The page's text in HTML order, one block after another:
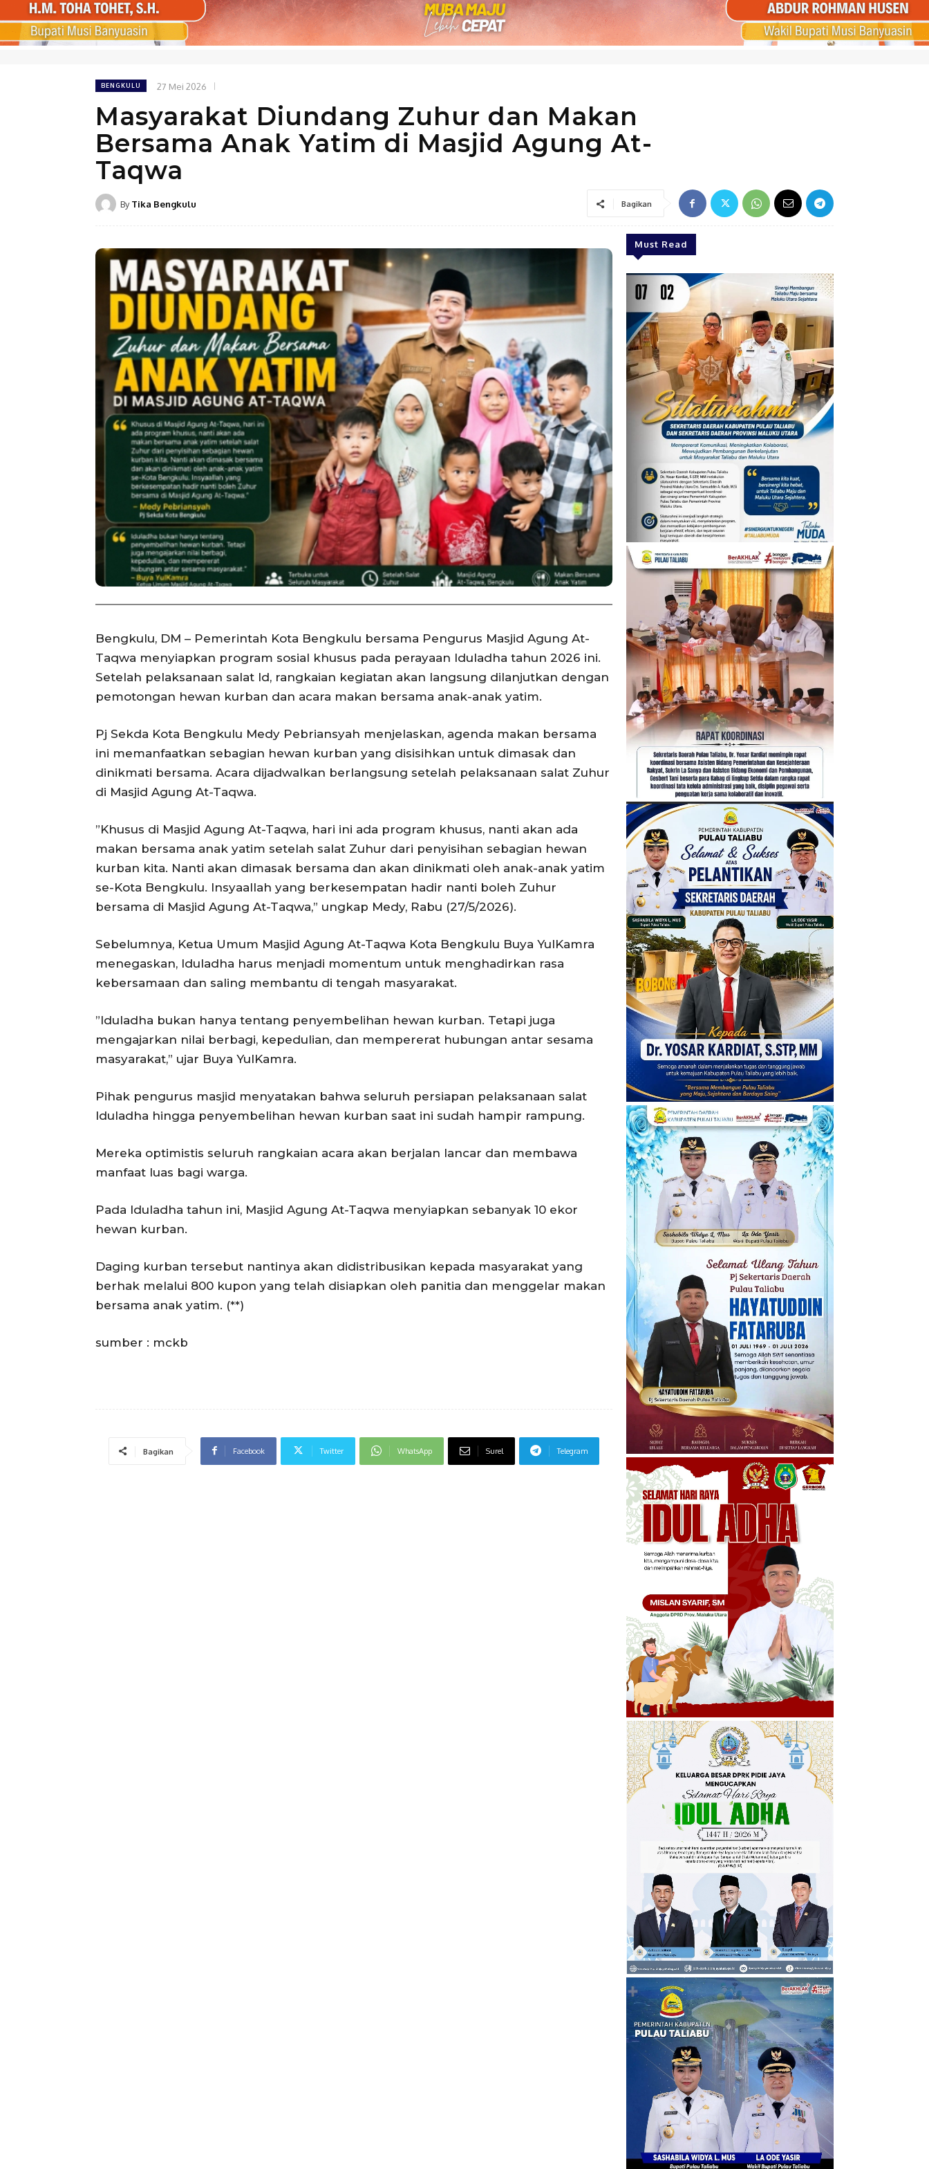
BENGKULU 27 Mei 2026
‎Masyarakat Diundang Zuhur dan Makan
Bersama Anak Yatim di Masjid Agung At-
Taqwa
By Tika Bengkulu Bagikan
Bengkulu, DM – Pemerintah Kota Bengkulu bersama Pengurus Masjid Agung At-
Taqwa menyiapkan program sosial khusus pada perayaan Iduladha tahun 2026 ini.
Setelah pelaksanaan salat Id, rangkaian kegiatan akan langsung dilanjutkan dengan
pemotongan hewan kurban dan acara makan bersama anak-anak yatim.
‎Pj Sekda Kota Bengkulu Medy Pebriansyah menjelaskan, agenda makan bersama
ini memanfaatkan sebagian hewan kurban yang disisihkan untuk dimasak dan
dinikmati bersama. Acara dijadwalkan berlangsung setelah pelaksanaan salat Zuhur
di Masjid Agung At-Taqwa.
‎”Khusus di Masjid Agung At-Taqwa, hari ini ada program khusus, nanti akan ada
makan bersama anak yatim setelah salat Zuhur dari penyisihan sebagian hewan
kurban kita. Nanti akan dimasak bersama dan akan dinikmati oleh anak-anak yatim
se-Kota Bengkulu. Insyaallah yang berkesempatan hadir nanti boleh Zuhur
bersama di Masjid Agung At-Taqwa,” ungkap Medy, Rabu (27/5/2026).
‎Sebelumnya, Ketua Umum Masjid Agung At-Taqwa Kota Bengkulu Buya YulKamra
menegaskan, Iduladha harus menjadi momentum untuk menghadirkan rasa
kebersamaan dan saling membantu di tengah masyarakat.
‎”Iduladha bukan hanya tentang penyembelihan hewan kurban. Tetapi juga
mengajarkan nilai berbagi, kepedulian, dan mempererat hubungan antar sesama
masyarakat,” ujar Buya YulKamra.
‎Pihak pengurus masjid menyatakan bahwa seluruh persiapan pelaksanaan salat
Iduladha hingga penyembelihan hewan kurban saat ini sudah hampir rampung.
‎Mereka optimistis seluruh rangkaian acara akan berjalan lancar dan membawa
manfaat luas bagi warga.
‎Pada Iduladha tahun ini, Masjid Agung At-Taqwa menyiapkan sebanyak 10 ekor
hewan kurban.
‎Daging kurban tersebut nantinya akan didistribusikan kepada masyarakat yang
berhak melalui 800 kupon yang telah disiapkan oleh panitia dan menggelar makan
bersama anak yatim. (**)
‎sumber : mckb
Bagikan Facebook Twitter WhatsApp Surel Telegram
Must Read